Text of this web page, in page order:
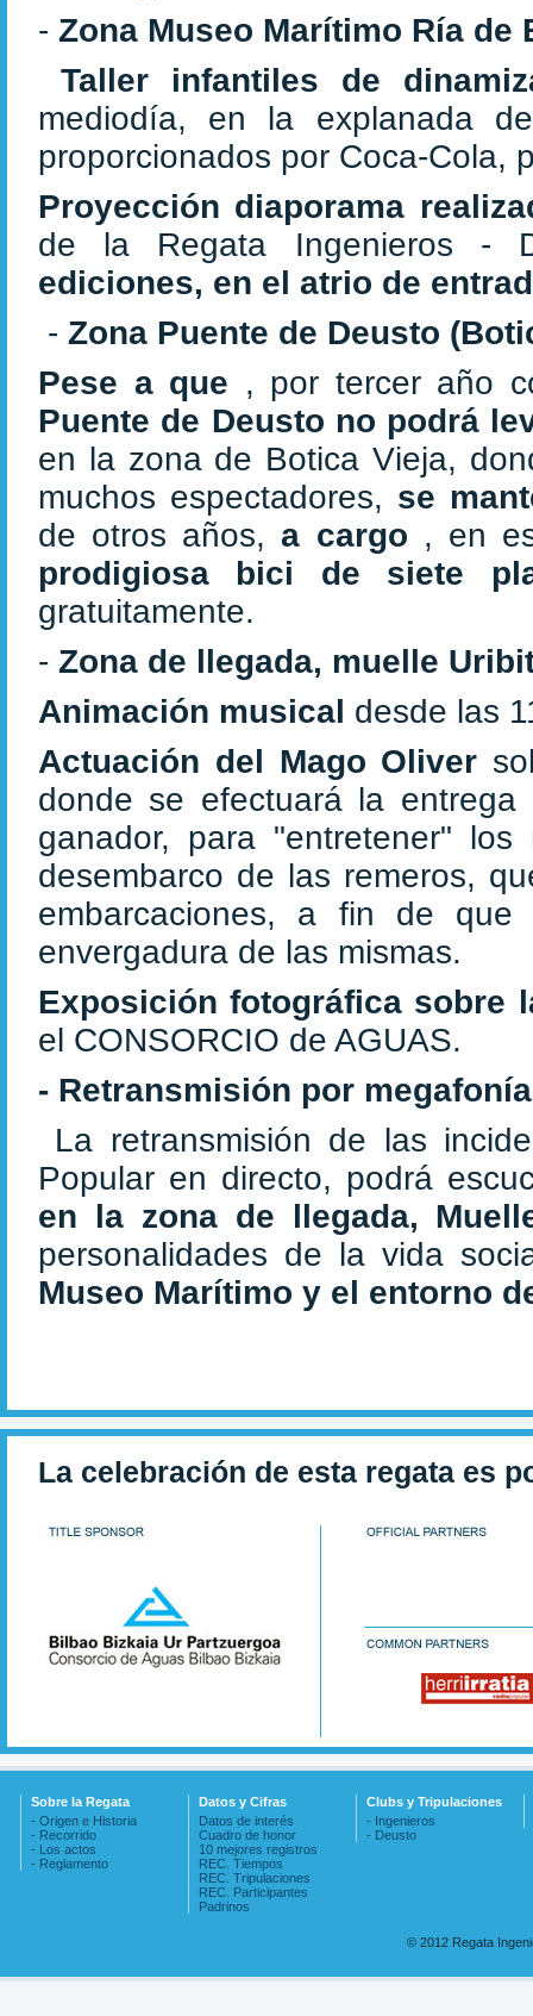
- Zona Museo Marítimo Ría de
Taller infantiles de
mediodía, en la explanada
proporcionados por Coca-Cola,
Proyección diaporama
de la Regata Ingenieros -
ediciones, en el atrio de
- Zona Puente de Deusto
Pese a que , por tercer año
Puente de Deusto no podrá
en la zona de Botica Vieja,
muchos espectadores, se
de otros años,a cargo , en
prodigiosa bici de siete
gratuitamente.
- Zona de llegada, muelle
Animación musical desde las
Actuación del Mago Oliver
donde se efectuará la
ganador, para "entretener"
desembarco de las remeros,
embarcaciones, a fin de que
envergadura de las mismas.
Exposición fotográfica sobre
el CONSORCIO de AGUAS.
- Retransmisión por
La retransmisión de las
Popular en directo, podrá
en la zona de llegada,
personalidades de la vida
Museo Marítimo y el entorno
La celebración de esta regata es
Sobre la Regata
- Origen e Historia
- Recorrido
- Los actos
- Reglamento
Datos y Cifras
Datos de interés
Cuadro de honor
10 mejores registros
REC. Tiempos
REC. Tripulaciones
REC. Participantes
Padrinos
Clubs y Tripulaciones
- Ingenieros
- Deusto
© 2012 Regata